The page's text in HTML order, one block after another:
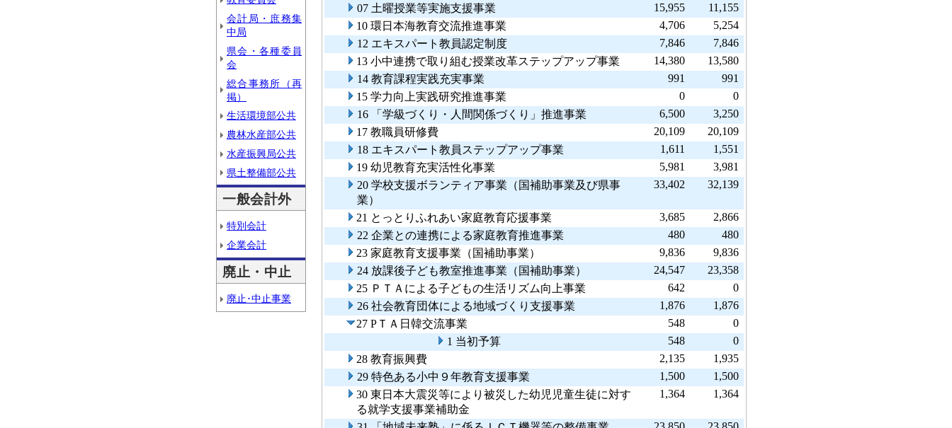
会計局・庶務集
中局
県会・各種委員
会
総合事務所（再
掲）
生活環境部公共
農林水産部公共
水産振興局公共
県土整備部公共
一般会計外
特別会計
企業会計
廃止・中止
廃止･中止事業
07 土曜授業等実施支援事業
15,955
11,155
10 環日本海教育交流推進事業
4,706
5,254
12 エキスパート教員認定制度
7,846
7,846
13 小中連携で取り組む授業改革ステップアップ事業
14,380
13,580
14 教育課程実践充実事業
991
991
15 学力向上実践研究推進事業
0
0
16 「学級づくり・人間関係づくり」推進事業
6,500
3,250
17 教職員研修費
20,109
20,109
18 エキスパート教員ステップアップ事業
1,611
1,551
19 幼児教育充実活性化事業
5,981
3,981
20 学校支援ボランティア事業（国補助事業及び県事
業）
33,402 32,139
21 とっとりふれあい家庭教育応援事業 3,685
2,866
22 企業との連携による家庭教育推進事業
480
480
23 家庭教育支援事業（国補助事業）
9,836
9,836
24 放課後子ども教室推進事業（国補助事業）
24,547
23,358
25 ＰＴＡによる子どもの生活リズム向上事業
642
0
26 社会教育団体による地域づくり支援事業
1,876
1,876
27 PＴＡ日韓交流事業
548
0
1 当初予算
548
0
28 教育振興費
2,135
1,935
29 特色ある小中９年教育支援事業
1,500
1,500
30 東日本大震災等により被災した幼児児童生徒に対す
る就学支援事業補助金
1,364 1,364